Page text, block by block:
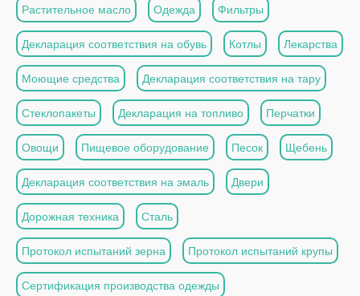
Растительное масло Одежда Фильтры
Декларация соответствия на обувь Котлы Лекарства
Моющие средства Декларация соответствия на тару
Стеклопакеты Декларация на топливо Перчатки
Овощи Пищевое оборудование Песок Щебень
Декларация соответствия на эмаль Двери
Дорожная техника Сталь
Протокол испытаний зерна Протокол испытаний крупы
Сертификация производства одежды